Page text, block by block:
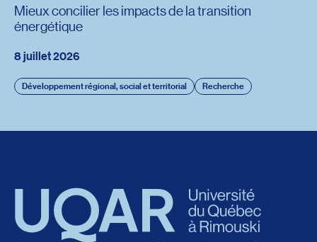
8 juillet 2026
Développement régional, social et territorial Recherche
Mieux concilier les impacts de la transition
énergétique